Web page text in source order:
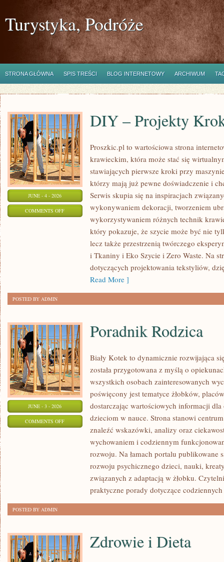
Turystyka, Podróże
STRONA GŁÓWNA SPIS TREŚCI BLOG INTERNETOWY ARCHIWUM
JUNE - 4 - 2026
COMMENTS OFFON
DIY – Projekty
Proszkic.pl to wartościowa strona
krawieckim, która może stać się
stawiających pierwsze kroki przy
którzy mają już pewne doświadczenie i
Serwis skupia się na inspiracjach
wykonywaniem dekoracji, tworzeniem
wykorzystywaniem różnych technik
który pokazuje, że szycie może być nie
lecz także przestrzenią twórczego
i Tkaniny i Eko Szycie i Zero Waste. Na
dotyczących projektowania tekstyliów,
Read More ]
POSTED BY ADMIN
JUNE - 3 - 2026
COMMENTS OFFON
Poradnik Rodzica
Biały Kotek to dynamicznie rozwijająca
została przygotowana z myślą o
wszystkich osobach zainteresowanych
poświęcony jest tematyce żłobków,
dostarczając wartościowych informacji
dzieciom w nauce. Strona stanowi
znaleźć wskazówki, analizy oraz
wychowaniem i codziennym
rozwoju. Na łamach portalu publikowane
rozwoju psychicznego dzieci, nauki,
związanych z adaptacją w żłobku.
praktyczne porady dotyczące
POSTED BY ADMIN
Zdrowie i Dieta